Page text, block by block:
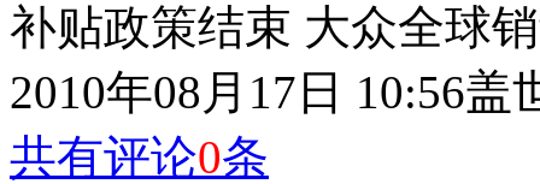
补贴政策结束 大众全球
2010年08月17日 10:56盖
共有评论0条